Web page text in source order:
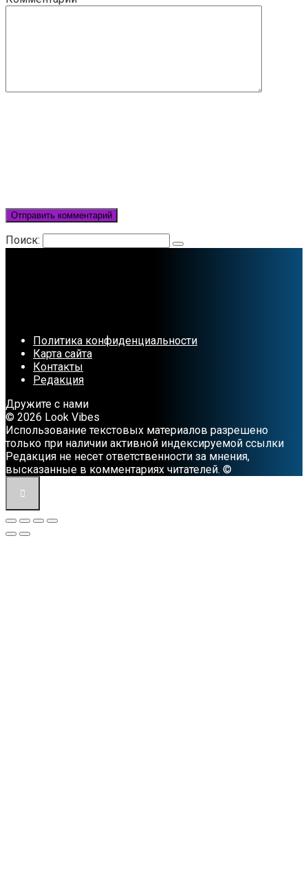
Поиск:
Политика конфиденциальности
Карта сайта
Контакты
Редакция
Дружите с нами
© 2026 Look Vibes
Использование текстовых материалов разрешено
только при наличии активной индексируемой ссылки
Редакция не несет ответственности за мнения,
высказанные в комментариях читателей. ©